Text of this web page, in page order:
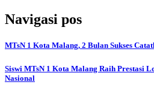
Navigasi pos
MTsN 1 Kota Malang, 2 Bulan Sukses
Siswi MTsN 1 Kota Malang Raih Prestasi
Nasional